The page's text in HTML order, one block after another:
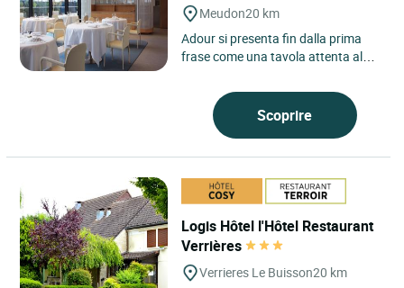
Meudon20 km
Adour si presenta fin dalla prima
frase come una tavola attenta al
Meudon, sulle alture boscose...
Scoprire
Logis Hôtel l'Hôtel Restaurant
Verrières
Verrieres Le Buisson20 km